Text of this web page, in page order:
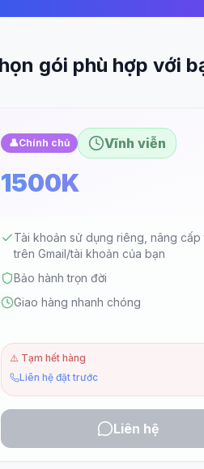
gói phù hợp với
👤Chính chủ Vĩnh viễn
1500K
Tài khoản sử dụng riêng, nâng cấp
trên Gmail/tài khoản của bạn
Bảo hành trọn đời
Giao hàng nhanh chóng
⚠️ Tạm hết hàng
Liên hệ đặt trước
Liên hệ